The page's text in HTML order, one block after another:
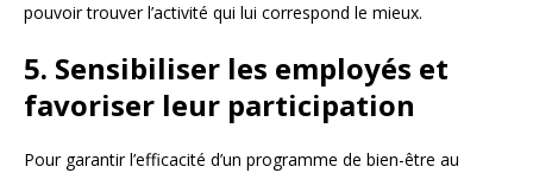
pouvoir trouver l’activité qui lui correspond le mieux.
5. Sensibiliser les employés et
favoriser leur participation
Pour garantir l’efficacité d’un programme de bien-être au